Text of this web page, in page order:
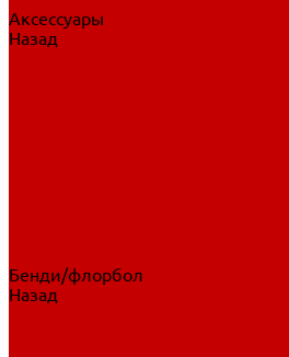
Аксессуары
Назад
Бенди/флорбол
Назад